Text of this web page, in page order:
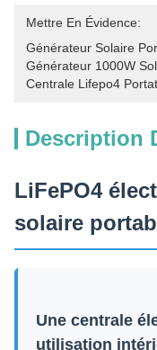
Mettre En Évidence:
Générateur Solaire
Générateur 1000W
Centrale Lifepo4
Description
LiFePO4
solaire
Une centrale
utilisation